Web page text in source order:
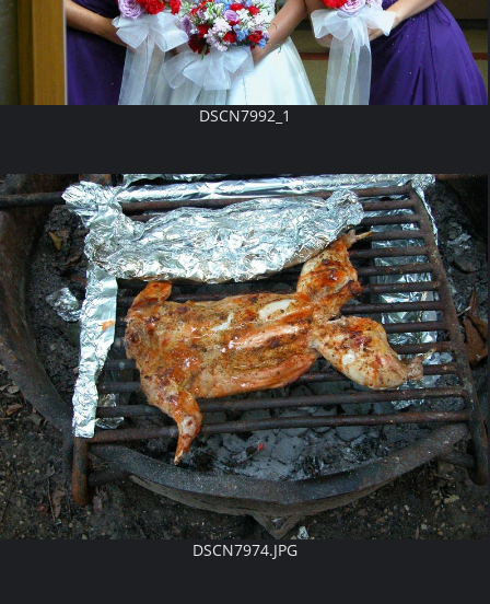
DSCN7992_1
DSCN7974.JPG